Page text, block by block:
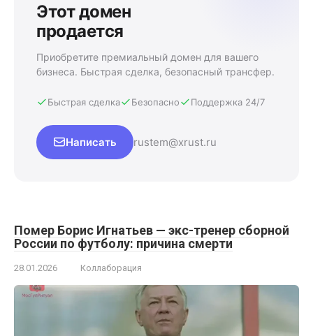
Этот домен
продается
Приобретите премиальный домен для вашего
бизнеса. Быстрая сделка, безопасный трансфер.
Быстрая сделка Безопасно Поддержка 24/7
Написать rustem@xrust.ru
Помер Борис Игнатьев — экс-тренер сборной
России по футболу: причина смерти
28.01.2026 Коллаборация